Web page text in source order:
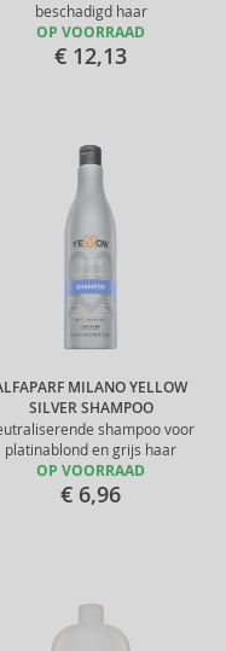
beschadigd haar
OP VOORRAAD
€ 12,13
MILANO YELLOW
SILVER SHAMPOO
shampoo voor
platinablond en grijs haar
OP VOORRAAD
€ 6,96